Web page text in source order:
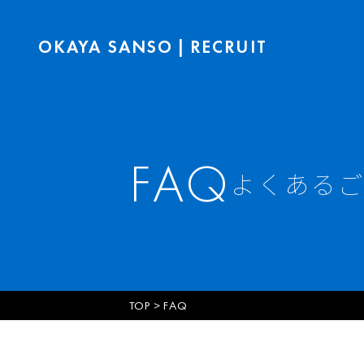
OKAYA SANSO | RECRUIT
FAQ よくある
TOP >FAQ